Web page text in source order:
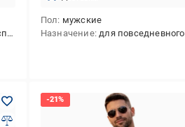
Пол мужские
Назначение для повседневного